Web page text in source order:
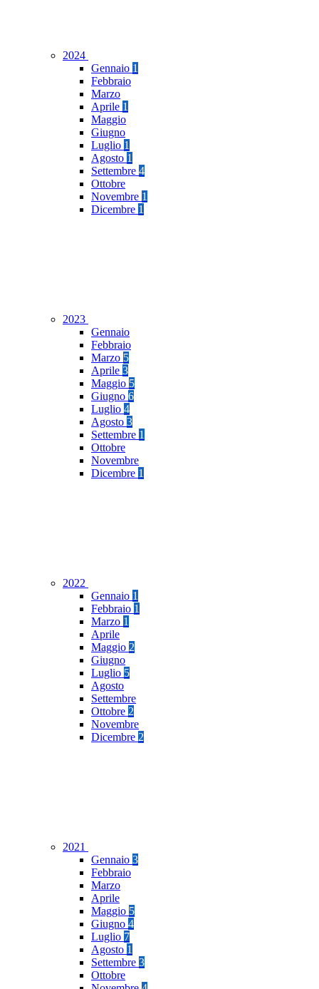
2024
Gennaio 1
Febbraio
Marzo
Aprile 1
Maggio
Giugno
Luglio 1
Agosto 1
Settembre 4
Ottobre
Novembre 1
Dicembre 1
2023
Gennaio
Febbraio
Marzo 5
Aprile 3
Maggio 5
Giugno 6
Luglio 4
Agosto 3
Settembre 1
Ottobre
Novembre
Dicembre 1
2022
Gennaio 1
Febbraio 1
Marzo 1
Aprile
Maggio 2
Giugno
Luglio 5
Agosto
Settembre
Ottobre 2
Novembre
Dicembre 2
2021
Gennaio 3
Febbraio
Marzo
Aprile
Maggio 5
Giugno 4
Luglio 7
Agosto 1
Settembre 3
Ottobre